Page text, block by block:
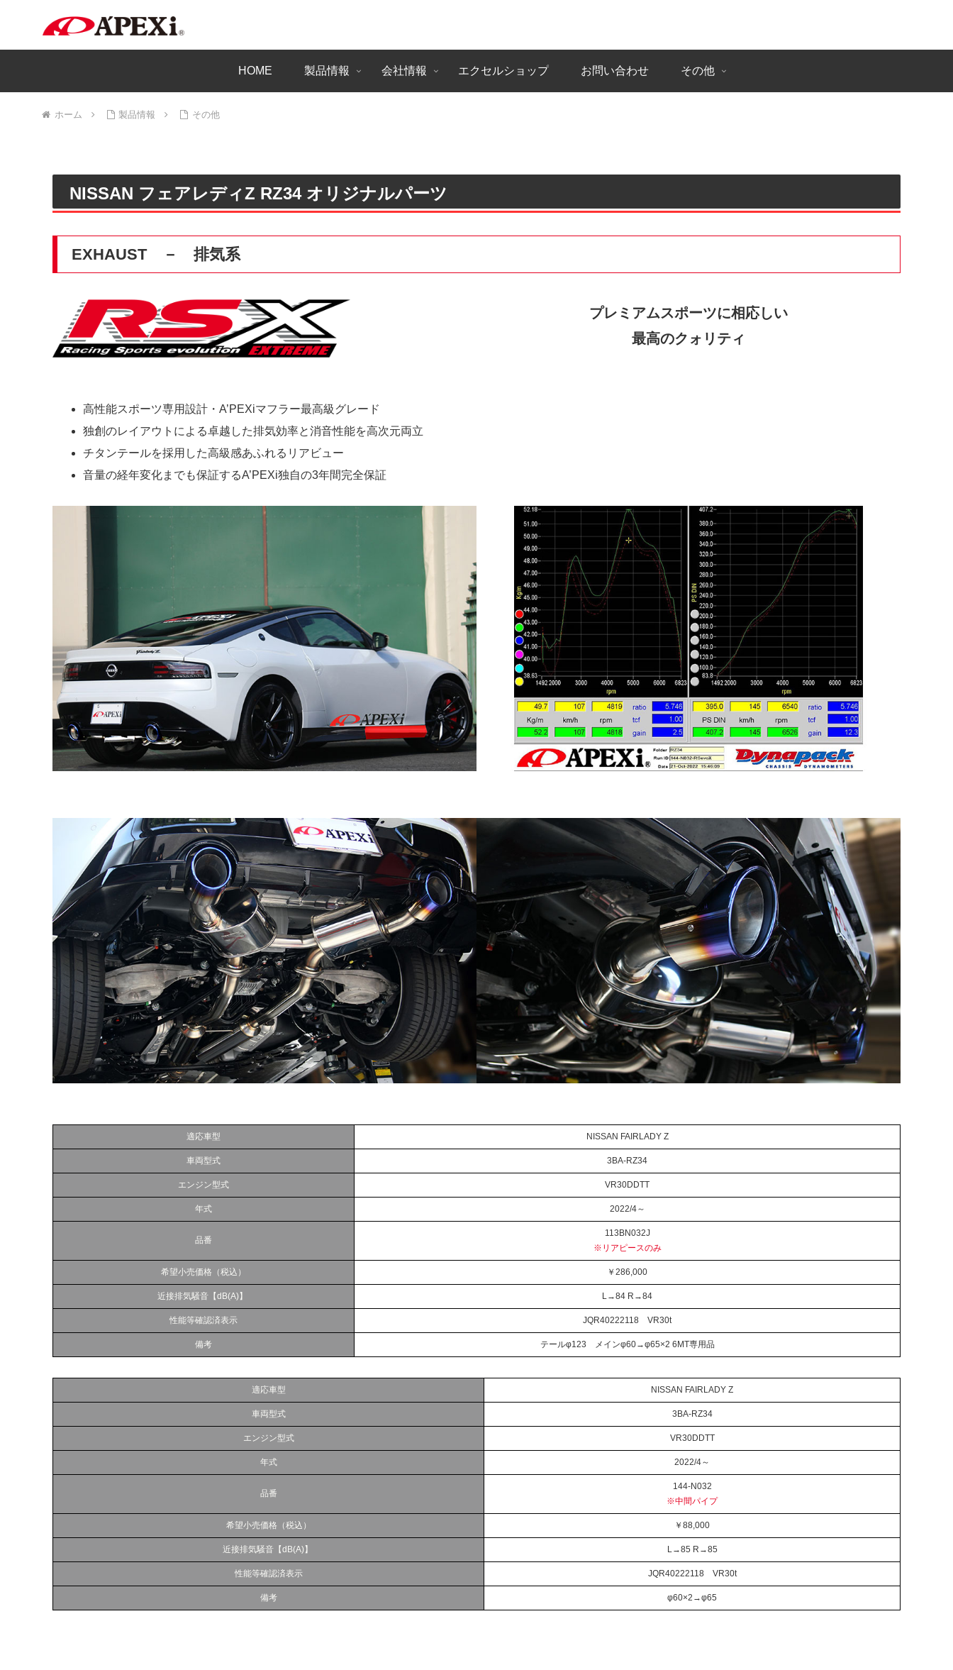
HOME 製品情報 会社情報 エクセルショップ お問い合わせ その他
ホーム 製品情報 その他
NISSAN フェアレディZ RZ34 オリジナルパーツ
EXHAUST － 排気系
プレミアムスポーツに相応しい
最高のクォリティ
高性能スポーツ専用設計・A’PEXiマフラー最高級グレード
独創のレイアウトによる卓越した排気効率と消音性能を高次元両立
チタンテールを採用した高級感あふれるリアビュー
音量の経年変化までも保証するA’PEXi独自の3年間完全保証
適応車型 NISSAN FAIRLADY Z
車両型式 3BA-RZ34
エンジン型式 VR30DDTT
年式 2022/4～
品番
113BN032J
※リアピースのみ
希望小売価格（税込） ￥286,000
近接排気騒音【dB(A)】 L→84 R→84
性能等確認済表示 JQR40222118 VR30t
備考 テールφ123 メインφ60→φ65×2 6MT専用品
適応車型 NISSAN FAIRLADY Z
車両型式 3BA-RZ34
エンジン型式 VR30DDTT
年式 2022/4～
品番
144-N032
※中間パイプ
希望小売価格（税込） ￥88,000
近接排気騒音【dB(A)】 L→85 R→85
性能等確認済表示 JQR40222118 VR30t
備考 φ60×2→φ65